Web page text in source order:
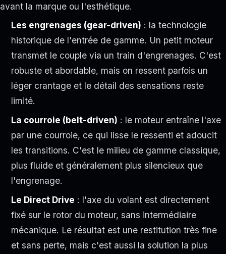
avant la marque ou l'esthétique.
Les engrenages (gear-driven) : la technologie
historique de l'entrée de gamme. Un petit moteur
transmet le couple via un train d'engrenages. C'est
robuste et abordable, mais on ressent parfois un
léger crantage et le détail des sensations reste
limité.
La courroie (belt-driven) : le moteur entraîne l'axe
par une courroie, ce qui lisse le ressenti et adoucit
les transitions. C'est le milieu de gamme classique,
plus fluide et généralement plus silencieux que
l'engrenage.
Le Direct Drive : l'axe du volant est directement
fixé sur le rotor du moteur, sans intermédiaire
mécanique. Le résultat est une restitution très fine
et sans perte, mais c'est aussi la solution la plus